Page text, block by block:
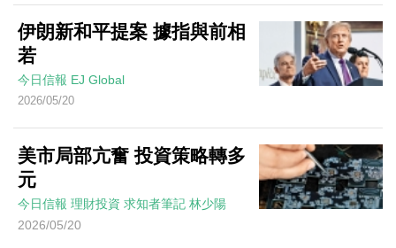
伊朗新和平提案 據指與前相
若
今日信報 EJ Global
2026/05/20
美市局部亢奮 投資策略轉多
元
今日信報 理財投資 求知者筆記 林少陽
2026/05/20